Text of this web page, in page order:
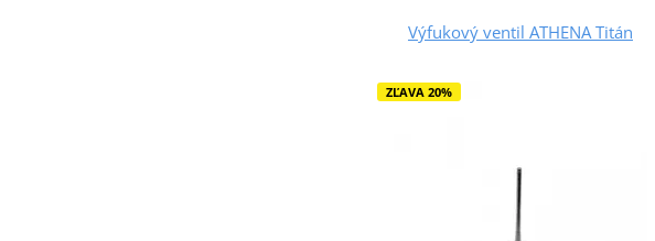
Výfukový ventil ATHENA Titán
ZĽAVA 20%